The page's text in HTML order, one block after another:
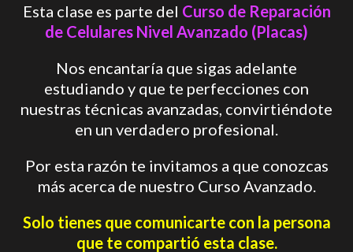
Esta clase es parte del Curso de Reparación
de Celulares Nivel Avanzado (Placas)
Nos encantaría que sigas adelante
estudiando y que te perfecciones con
nuestras técnicas avanzadas, convirtiéndote
en un verdadero profesional.
Por esta razón te invitamos a que conozcas
más acerca de nuestro Curso Avanzado.
Solo tienes que comunicarte con la persona
que te compartió esta clase.